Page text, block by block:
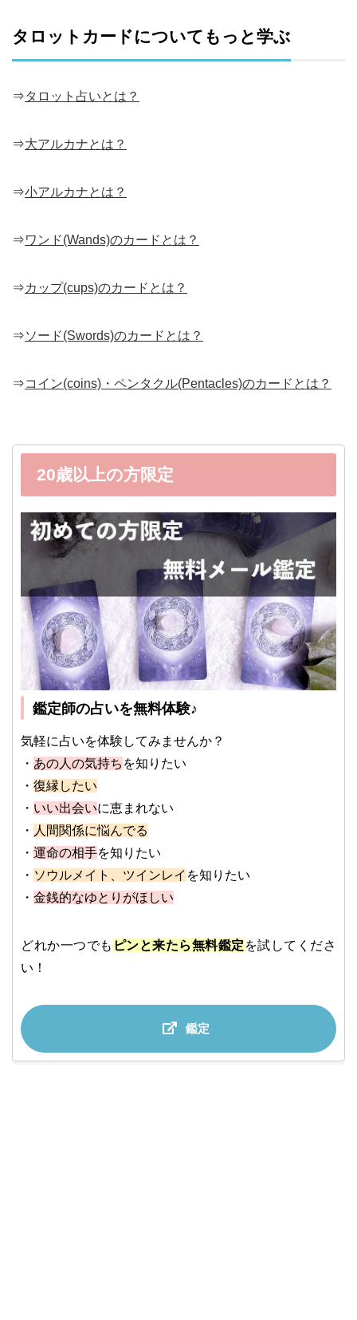
タロットカードについてもっと学ぶ
⇒タロット占いとは？
⇒大アルカナとは？
⇒小アルカナとは？
⇒ワンド(Wands)のカードとは？
⇒カップ(cups)のカードとは？
⇒ソード(Swords)のカードとは？
⇒コイン(coins)・ペンタクル(Pentacles)のカードとは？
20歳以上の方限定
鑑定師の占いを無料体験♪
気軽に占いを体験してみませんか？
・ あの人の気持ち を知りたい
・ 復縁したい
・ いい出会いに恵まれない
・ 人間関係に悩んでる
・ 運命の相手を知りたい
・ ソウルメイト、ツインレイ を知りたい
・ 金銭的なゆとりがほしい
どれか一つでも ピンと来たら無料鑑定 を試してくださ
い！
鑑定